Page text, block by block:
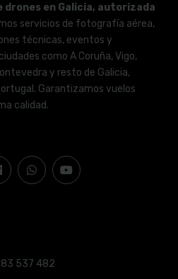
drones en Galicia, autorizada
servicios de fotografía aérea,
técnicas, eventos y
como A Coruña, Vigo,
y resto de Galicia,
Garantizamos vuelos
calidad.
537 482